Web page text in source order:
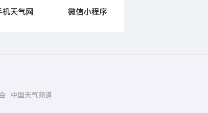
中国天气频道